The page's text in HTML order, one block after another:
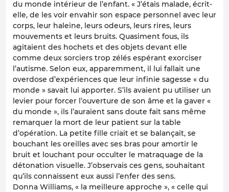
du monde intérieur de l’enfant. « J’étais malade, écrit-
elle, de les voir envahir son espace personnel avec leur
corps, leur haleine, leurs odeurs, leurs rires, leurs
mouvements et leurs bruits. Quasiment fous, ils
agitaient des hochets et des objets devant elle
comme deux sorciers trop zélés espérant exorciser
l’autisme. Selon eux, apparemment, il lui fallait une
overdose d’expériences que leur infinie sagesse « du
monde » savait lui apporter. S’ils avaient pu utiliser un
levier pour forcer l’ouverture de son âme et la gaver «
du monde », ils l’auraient sans doute fait sans même
remarquer la mort de leur patient sur la table
d’opération. La petite fille criait et se balançait, se
bouchant les oreilles avec ses bras pour amortir le
bruit et louchant pour occulter le matraquage de la
détonation visuelle. J’observais ces gens, souhaitant
qu’ils connaissent eux aussi l’enfer des sens.
Donna Williams, « la meilleure approche », « celle qui